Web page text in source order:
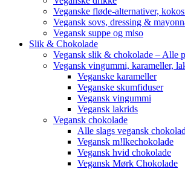
Veganske fløde-alternativer,
Vegansk sovs, dressing &
Vegansk suppe og miso
Slik & Chokolade
Vegansk slik & chokolade – Alle
Vegansk vingummi, karameller,
Veganske karameller
Veganske skumfiduser
Vegansk vingummi
Vegansk lakrids
Vegansk chokolade
Alle slags vegansk
Vegansk m!lkechokolade
Vegansk hvid chokolade
Vegansk Mørk Chokolade